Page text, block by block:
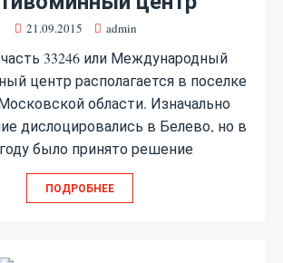
21.09.2015 admin
33246 или Международный
центр располагается в поселке
области. Изначально
дислоцировались в Белево, но в
было принято решение
ПОДРОБНЕЕ